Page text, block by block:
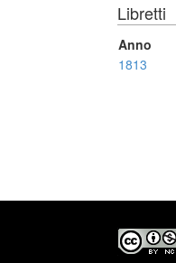
Libretti
Anno
1813